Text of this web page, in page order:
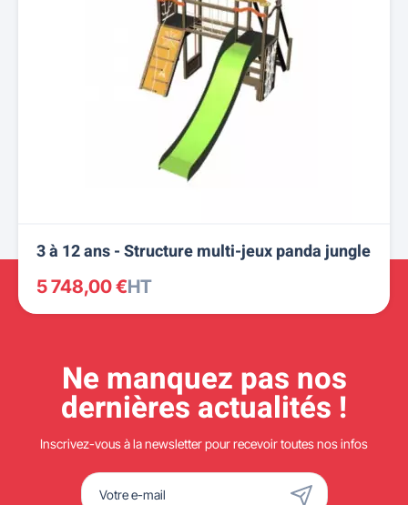
3 à 12 ans - Structure multi-jeux panda jungle
5 748,00 €HT
Ne manquez pas nos
dernières actualités !
Inscrivez-vous à la newsletter pour recevoir toutes nos infos